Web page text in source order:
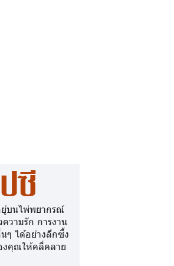
ซี
บนไพ่พยากรณ์
ความรัก การงาน
ๆ ได้อย่างลึกซึ้ง
งคุณให้คลี่คลาย